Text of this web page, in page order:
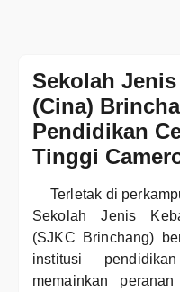
Sekolah
(Cina)
Pendidikan
Tinggi
Terletak di
Sekolah Jenis
(SJKC Brinchang)
institusi
memainkan